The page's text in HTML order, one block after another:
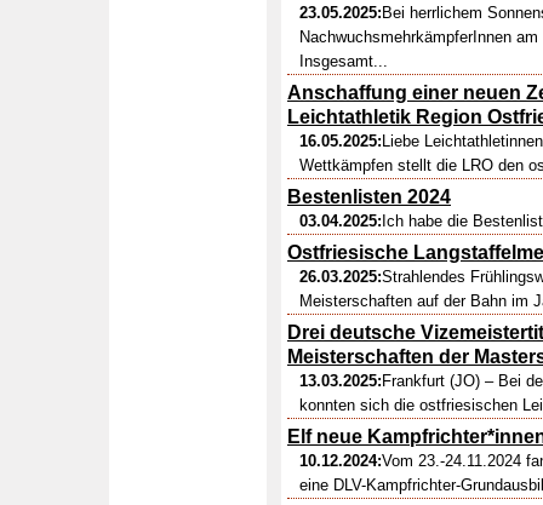
23.05.2025: Bei herrlichem
NachwuchsmehrkämpferInnen
Insgesamt...
Anschaffung einer neuen
Leichtathletik Region
16.05.2025: Liebe
Wettkämpfen stellt die LRO den
Bestenlisten 2024
03.04.2025: Ich habe die
Ostfriesische
26.03.2025:Strahlendes
Meisterschaften auf der Bahn im
Drei deutsche
Meisterschaften der
13.03.2025: Frankfurt (JO) – Bei
konnten sich die ostfriesischen
Elf neue
10.12.2024:Vom 23.-24.11.2024
eine DLV-Kampfrichter-